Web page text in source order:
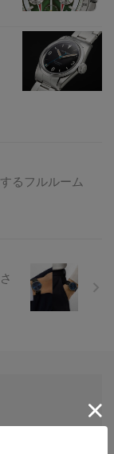
るフルルーム